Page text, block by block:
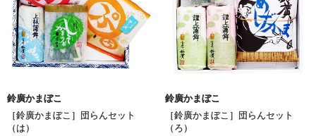
鈴廣かまぼこ
［鈴廣かまぼこ］団らんセット
（は）
鈴廣かまぼこ
［鈴廣かまぼこ］団らんセット
（ろ）